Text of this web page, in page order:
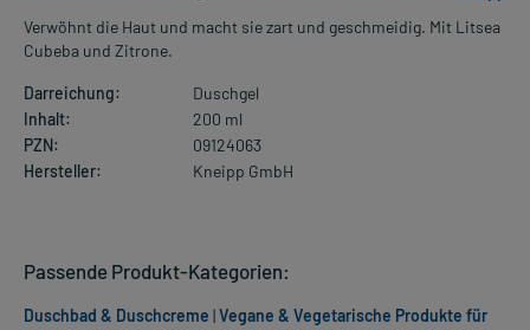
Verwöhnt die Haut und macht sie zart und geschmeidig. Mit Litsea
Cubeba und Zitrone.
Darreichung:
Duschgel
Inhalt:
200 ml
PZN:
09124063
Hersteller:
Kneipp GmbH
Passende Produkt-Kategorien:
Duschbad & Duschcreme |Vegane & Vegetarische Produkte für